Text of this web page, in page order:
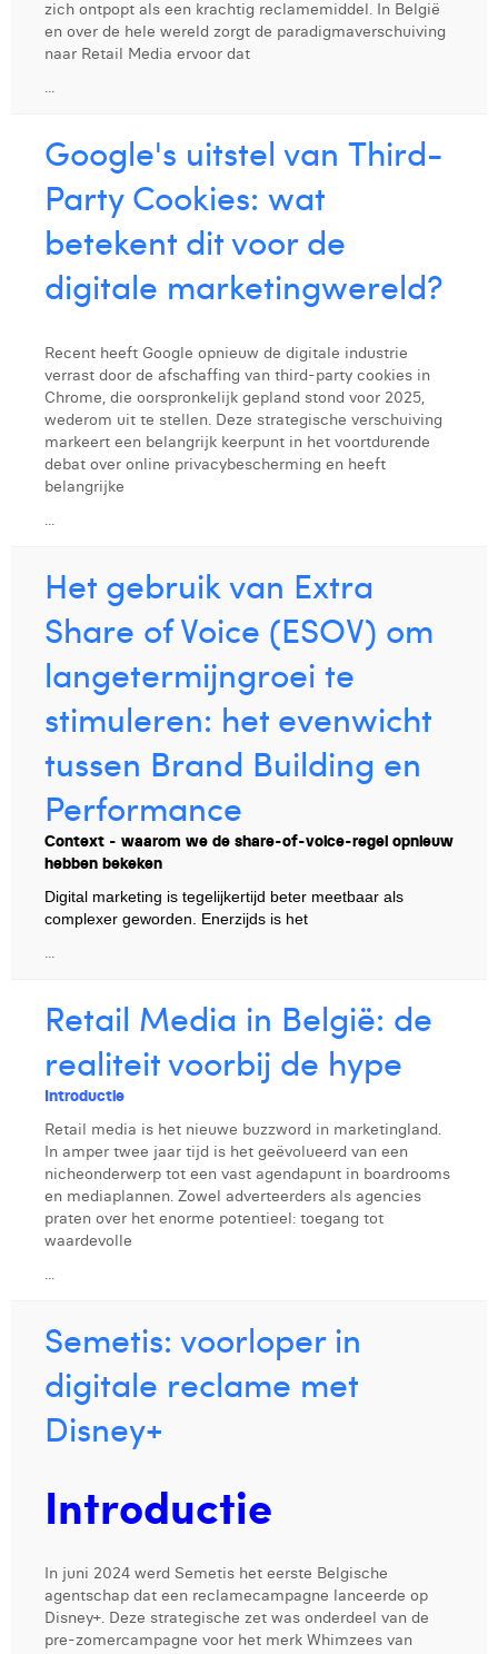
zich ontpopt als een krachtig reclamemiddel. In België
en over de hele wereld zorgt de paradigmaverschuiving
naar Retail Media ervoor dat
...
Google's uitstel van Third-
Party Cookies: wat
betekent dit voor de
digitale marketingwereld?
Recent heeft Google opnieuw de digitale industrie
verrast door de afschaffing van third-party cookies in
Chrome, die oorspronkelijk gepland stond voor 2025,
wederom uit te stellen. Deze strategische verschuiving
markeert een belangrijk keerpunt in het voortdurende
debat over online privacybescherming en heeft
belangrijke
...
Het gebruik van Extra
Share of Voice (ESOV) om
langetermijngroei te
stimuleren: het evenwicht
tussen Brand Building en
Performance
Context - waarom we de share-of-voice-regel opnieuw
hebben bekeken
Digital marketing is tegelijkertijd beter meetbaar als
complexer geworden. Enerzijds is het
...
Retail Media in België: de
realiteit voorbij de hype
Introductie
Retail media is het nieuwe buzzword in marketingland.
In amper twee jaar tijd is het geëvolueerd van een
nicheonderwerp tot een vast agendapunt in boardrooms
en mediaplannen. Zowel adverteerders als agencies
praten over het enorme potentieel: toegang tot
waardevolle
...
Semetis: voorloper in
digitale reclame met
Disney+
Introductie
In juni 2024 werd Semetis het eerste Belgische
agentschap dat een reclamecampagne lanceerde op
Disney+. Deze strategische zet was onderdeel van de
pre-zomercampagne voor het merk Whimzees van